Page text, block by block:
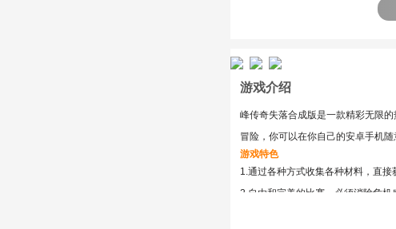
游戏介绍
峰传奇失落合成版是一款精彩无限
冒险，你可以在你自己的安卓手机随
游戏特色
1.通过各种方式收集各种材料，直接
2.自由和完美的比赛，必须消除危